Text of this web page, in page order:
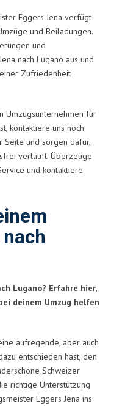
Eggers Jena verfügt
und Beiladungen.
und
nach Lugano aus und
Zufriedenheit
Umzugsunternehmen für
kontaktiere uns noch
Seite und sorgen dafür,
verläuft. Überzeuge
und kontaktiere
Lugano? Erfahre hier,
deinem Umzug helfen
aufregende, aber auch
entschieden hast, den
Schweizer
richtige Unterstützung
Eggers Jena ins